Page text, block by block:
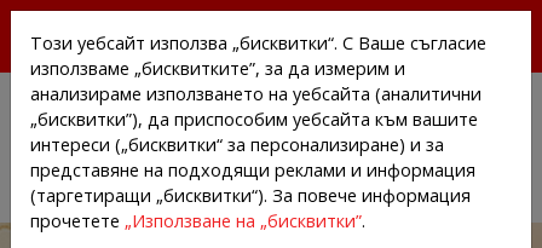
АГЕНЦИИТЕ И КОМПАНИИТЕ
Този уебсайт използва „бисквитки“. С Ваше съгласие
използваме „бисквитките”, за да измерим и
анализираме използването на уебсайта (аналитични
„бисквитки”), да приспособим уебсайта към вашите
интереси („бисквитки“ за персонализиране) и за
представяне на подходящи реклами и информация
(таргетиращи „бисквитки“). За повече информация
прочетете „Използване на „бисквитки”.